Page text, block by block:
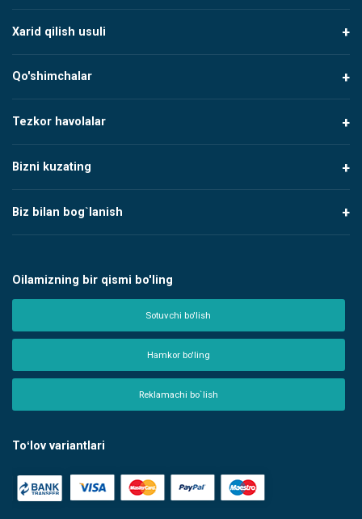
Xarid qilish usuli
Qo'shimchalar
Tezkor havolalar
Bizni kuzating
Biz bilan bog`lanish
Oilamizning bir qismi bo'ling
Sotuvchi bo'lish
Hamkor bo'ling
Reklamachi bo`lish
Toʻlov variantlari